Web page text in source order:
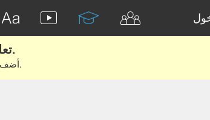
تعلم الإنجليزية الحقيقية من الأفلام والكتب.
أضف كلمات أو عبارات للتعلم والتدريب مع متعلمين آخرين.